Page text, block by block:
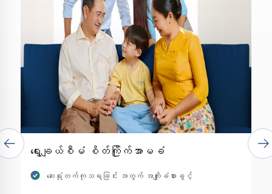
ရွေးချယ်စီမံ စိတ်ကြိုက်အာမခံ
ဆေးရုံတက်ကုသရခြင်း အတွက် အကျိုးခံစားခွင့်